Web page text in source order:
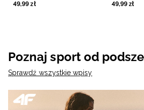
49,99 zł
49,99 zł
Poznaj sport od
Sprawdź wszystkie wpisy